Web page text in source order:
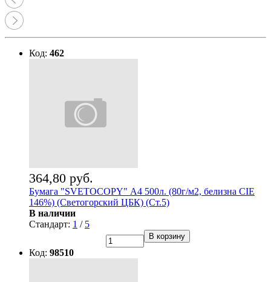
Код: 462
364,80 руб.
Бумага "SVETOCOPY" А4 500л. (80г/м2, белизна CIE
146%) (Светогорский ЦБК) (Ст.5)
В наличии
Стандарт: 1 / 5
В корзину
Код: 98510